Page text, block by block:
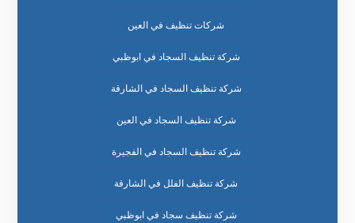
شركات تنظيف في العين
شركة تنظيف السجاد في ابوظبي
شركة تنظيف السجاد في الشارقة
شركة تنظيف السجاد في العين
شركة تنظيف السجاد في الفجيرة
شركة تنظيف الفلل في الشارقة
شركة تنظيف سجاد في ابوظبي